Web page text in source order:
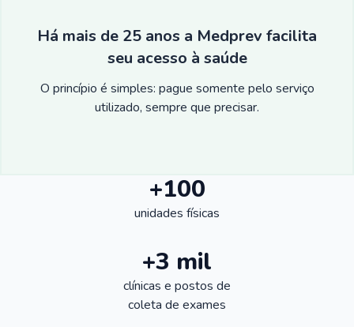
Há mais de 25 anos a Medprev facilita
seu acesso à saúde
O princípio é simples: pague somente pelo serviço
utilizado, sempre que precisar.
+100
unidades físicas
+3 mil
clínicas e postos de
coleta de exames